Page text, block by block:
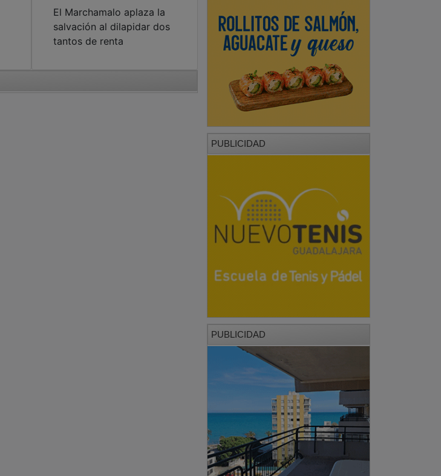
El Marchamalo aplaza la
salvación al dilapidar dos
tantos de renta
PUBLICIDAD
PUBLICIDAD